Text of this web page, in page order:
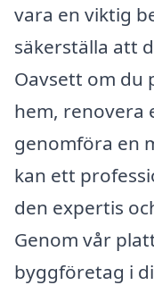
vara en viktig
säkerställa att
Oavsett om du
hem, renovera
genomföra en
kan ett
den expertis
Genom vår
byggföretag i